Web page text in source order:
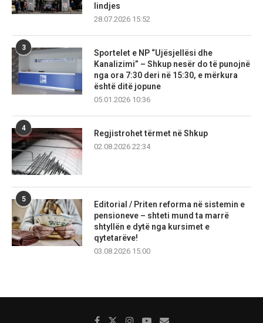
lindjes
28.07.2026 15:52
3
Sportelet e NP “Ujësjellësi dhe
Kanalizimi” – Shkup nesër do të punojnë
nga ora 7:30 deri në 15:30, e mërkura
është ditë jopune
05.01.2026 10:36
4
Regjistrohet tërmet në Shkup
02.08.2026 22:34
5
Editorial / Priten reforma në sistemin e
pensioneve – shteti mund ta marrë
shtyllën e dytë nga kursimet e
qytetarëve!
03.08.2026 15:00